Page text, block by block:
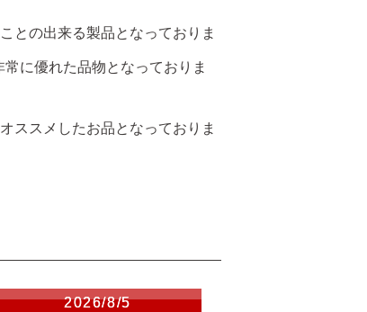
との出来る製品となっておりま
に優れた品物となっておりま
ススメしたお品となっておりま
2026/8/5